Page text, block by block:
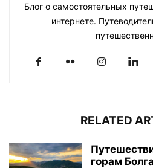
Блог о самостоятельных
интернете.
RELATED
горам